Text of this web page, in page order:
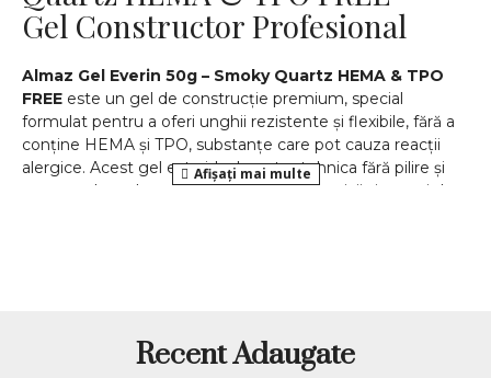
Gel Constructor Profesional
Almaz Gel Everin 50g – Smoky Quartz HEMA & TPO
FREE este un gel de construcție premium, special
formulat pentru a oferi unghii rezistente și flexibile, fără a
conține HEMA și TPO, substanțe care pot cauza reacții
alergice. Acest gel este ideal pentru tehnica fără pilire și
pentru saloanele care doresc să ofere servicii sigure și de
Gel autonivelant– ușor de aplicat, fără urme sau
Recent Adaugate